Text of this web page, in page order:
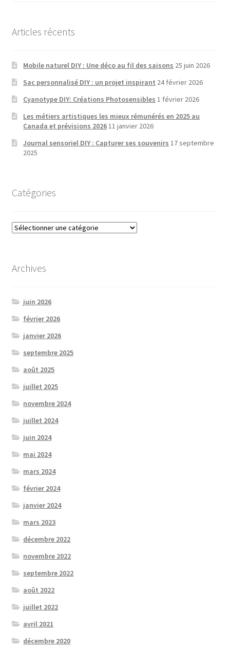
Articles récents
Mobile naturel DIY : Une déco au fil des saisons 25 juin 2026
Sac personnalisé DIY : un projet inspirant 24 février 2026
Cyanotype DIY: Créations Photosensibles 1 février 2026
Les métiers artistiques les mieux rémunérés en 2025 au
Canada et prévisions 202611 janvier 2026
Journal sensoriel DIY : Capturer ses souvenirs 17 septembre
2025
Catégories
Catégories
Archives
juin 2026
février 2026
janvier 2026
septembre 2025
août 2025
juillet 2025
novembre 2024
juillet 2024
juin 2024
mai 2024
mars 2024
février 2024
janvier 2024
mars 2023
décembre 2022
novembre 2022
septembre 2022
août 2022
juillet 2022
avril 2021
décembre 2020